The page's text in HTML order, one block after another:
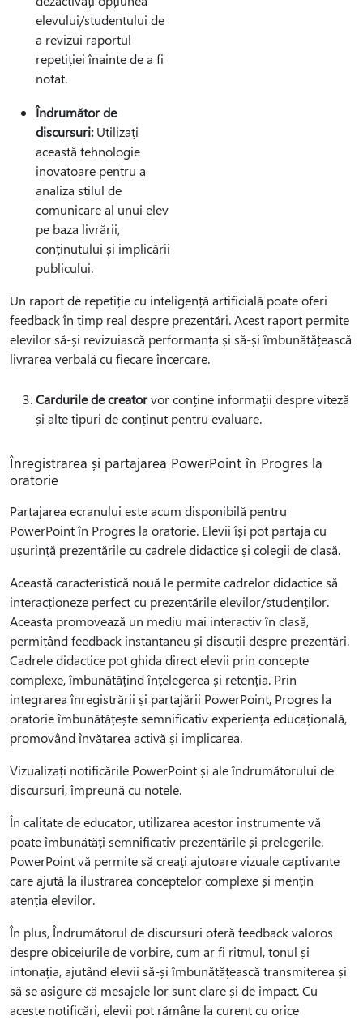
elevului/studentului de
a revizui raportul
repetiției înainte de a fi
notat.
Îndrumător de
discursuri:Utilizați
această tehnologie
inovatoare pentru a
analiza stilul de
comunicare al unui elev
pe baza livrării,
conținutului și implicării
publicului.
Un raport de repetiție cu inteligență artificială poate oferi
feedback în timp real despre prezentări. Acest raport permite
elevilor să-și revizuiască performanța și să-și îmbunătățească
livrarea verbală cu fiecare încercare.
Cardurile de creatorvor conține informații despre viteză
și alte tipuri de conținut pentru evaluare.
Înregistrarea și partajarea PowerPoint în Progres la
oratorie
Partajarea ecranului este acum disponibilă pentru
PowerPoint în Progres la oratorie. Elevii își pot partaja cu
ușurință prezentările cu cadrele didactice și colegii de clasă.
Această caracteristică nouă le permite cadrelor didactice să
interacționeze perfect cu prezentările elevilor/studenților.
Aceasta promovează un mediu mai interactiv în clasă,
permițând feedback instantaneu și discuții despre prezentări.
Cadrele didactice pot ghida direct elevii prin concepte
complexe, îmbunătățind înțelegerea și retenția. Prin
integrarea înregistrării și partajării PowerPoint, Progres la
oratorie îmbunătățește semnificativ experiența educațională,
promovând învățarea activă și implicarea.
Vizualizați notificările PowerPoint și ale îndrumătorului de
discursuri, împreună cu notele.
În calitate de educator, utilizarea acestor instrumente vă
poate îmbunătăți semnificativ prezentările și prelegerile.
PowerPoint vă permite să creați ajutoare vizuale captivante
care ajută la ilustrarea conceptelor complexe și mențin
atenția elevilor.
În plus, Îndrumătorul de discursuri oferă feedback valoros
despre obiceiurile de vorbire, cum ar fi ritmul, tonul și
intonația, ajutând elevii să-și îmbunătățească transmiterea și
să se asigure că mesajele lor sunt clare și de impact. Cu
aceste notificări, elevii pot rămâne la curent cu orice